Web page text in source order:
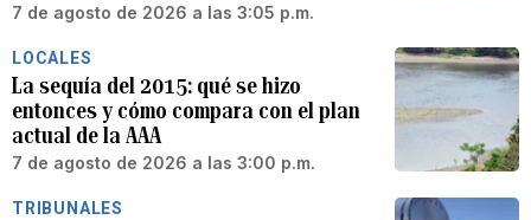
7 de agosto de 2026 a las 3:05 p.m.
LOCALES
La sequía del 2015: qué se hizo
entonces y cómo compara con el plan
actual de la AAA
7 de agosto de 2026 a las 3:00 p.m.
TRIBUNALES